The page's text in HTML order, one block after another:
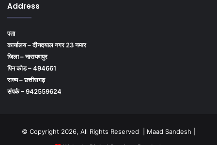
Address
पता
कार्यालय – दीनदयाल नगर 23 नम्बर
जिला – नारायणपुर
पिन कोड – 494661
राज्य – छत्तीसगढ़
संपर्क – 942559624
© Copyright 2026, All Rights Reserved | Maad Sandesh |